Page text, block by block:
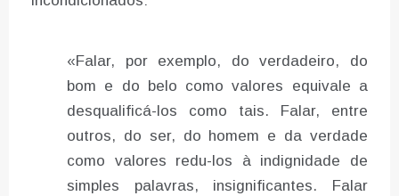
«Falar, por exemplo, do verdadeiro, do
bom e do belo como valores equivale a
desqualificá-los como tais. Falar, entre
outros, do ser, do homem e da verdade
como valores redu-los à indignidade de
simples palavras, insignificantes. Falar